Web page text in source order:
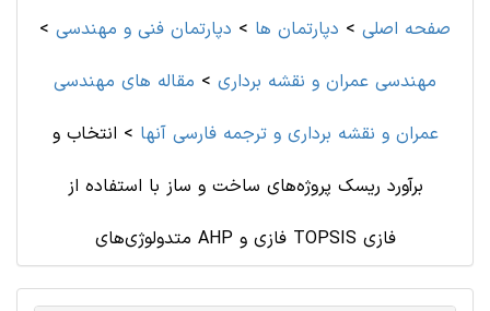
صفحه اصلی > دپارتمان ها > دپارتمان فنی و مهندسی >
مهندسی عمران و نقشه برداری > مقاله های مهندسی
عمران و نقشه برداری و ترجمه فارسی آنها > انتخاب و
برآورد ریسک پروژه‌های ساخت و ساز با استفاده از
متدولوژی‌های AHP فازی و TOPSIS فازی